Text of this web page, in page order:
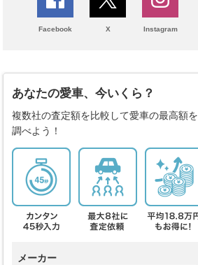
Facebook X Instagram
あなたの愛車、今いくら？
複数社の査定額を比較して愛車の最高額を
調べよう！
メーカー